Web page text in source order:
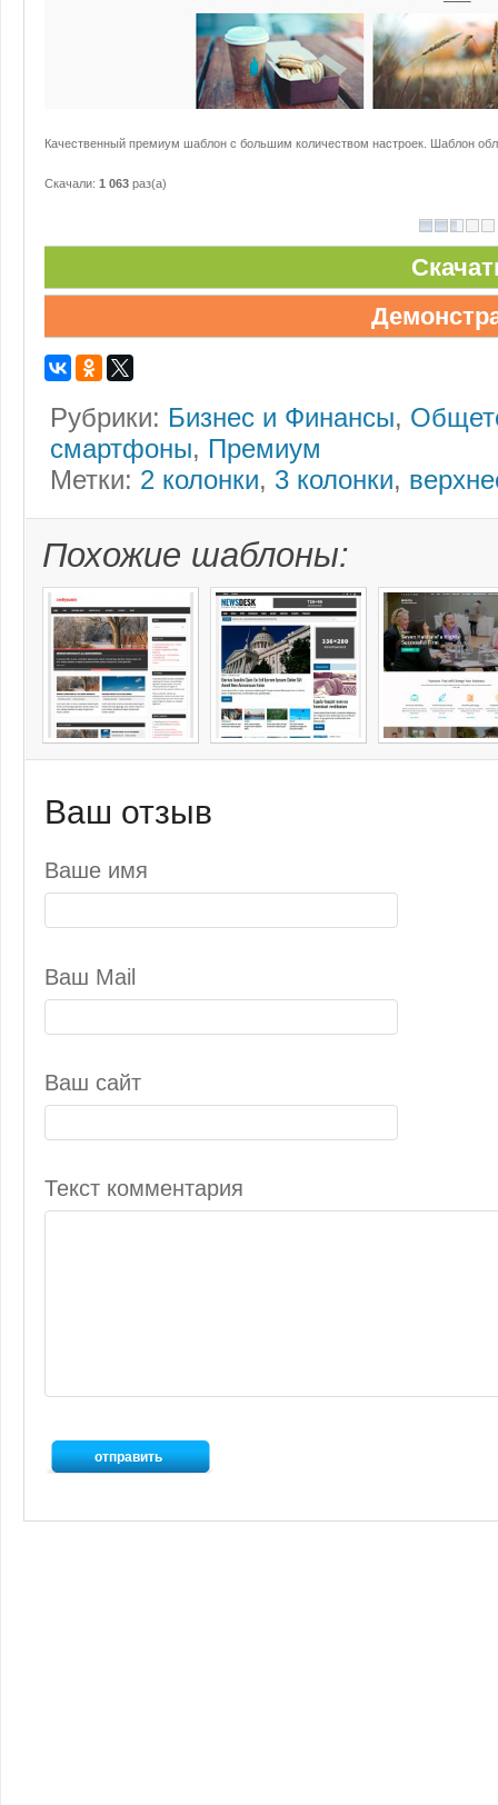
Качественный премиум шаблон с большим количеством настроек. Шаблон
Скачали: 1 063 раз(а)
Рубрики: Бизнес и Финансы,
смартфоны, Премиум
Метки: 2 колонки, 3 колонки,
Похожие шаблоны:
Ваш отзыв
Ваше имя
Ваш Mail
Ваш сайт
Текст комментария